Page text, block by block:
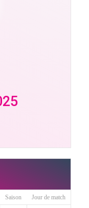
Saison Jour de match